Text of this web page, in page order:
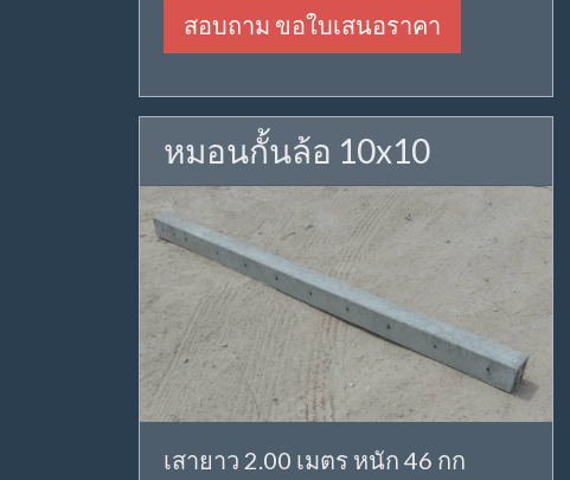
สอบถาม ขอใบเสนอราคา
หมอนกั้นล้อ 10x10
เสายาว 2.00 เมตร หนัก 46 กก